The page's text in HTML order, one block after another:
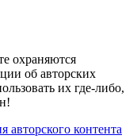
охраняются
об авторских
их где-либо,
авторского контента